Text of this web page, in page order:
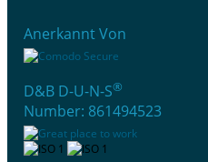
Anerkannt Von
D&B D-U-N-S®
Number: 861494523